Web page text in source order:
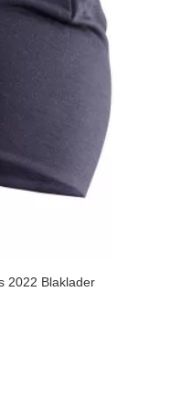
2022 Blaklader